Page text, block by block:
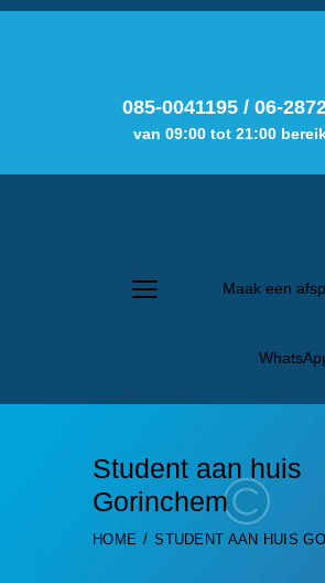
085-0041195 / 06-
van 09:00 tot 21:00
Maak een
Student aan huis
Gorinchem
HOME STUDENT AAN HUIS